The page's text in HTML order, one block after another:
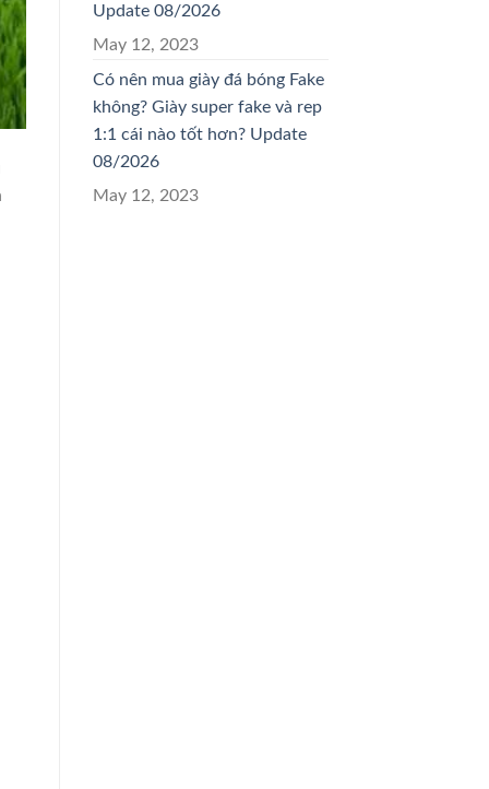
Update 08/2026
May 12, 2023
Có nên mua giày đá bóng Fake
không? Giày super fake và rep
1:1 cái nào tốt hơn? Update
08/2026
May 12, 2023